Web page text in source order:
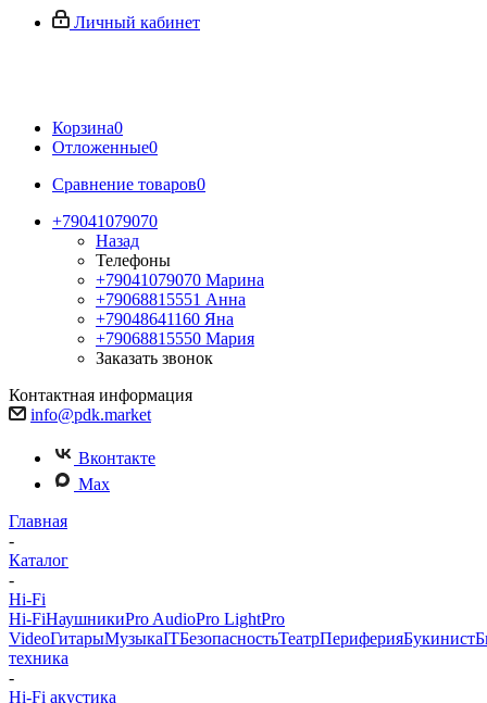
Личный кабинет
Корзина0
Отложенные0
Сравнение товаров0
+79041079070
Назад
Телефоны
+79041079070 Марина
+79068815551 Анна
+79048641160 Яна
+79068815550 Мария
Заказать звонок
Контактная информация
info@pdk.market
Вконтакте
Max
Главная
-
Каталог
-
Hi-Fi
Hi-FiНаушникиPro AudioPro LightPro
VideoГитарыМузыкаITБезопасностьТеатрПериферияБукинист
техника
-
Hi-Fi акустика